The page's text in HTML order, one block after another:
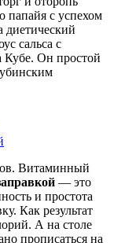
папайя с успехом
диетический
сальса с
Кубе. Он простой
Витаминный
— это
и простота
Как результат
А на столе
прописаться на